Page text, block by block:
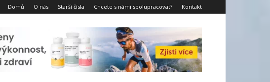
Domů O nás Starší čísla Chcete s námi spolupracovat? Kontakt